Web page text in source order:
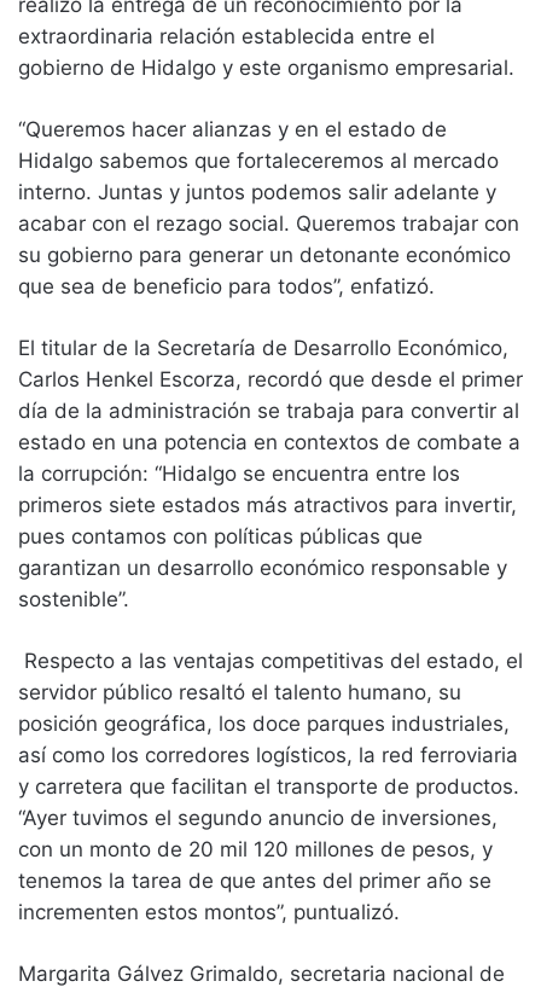
extraordinaria relación establecida entre el
gobierno de Hidalgo y este organismo empresarial.
“Queremos hacer alianzas y en el estado de
Hidalgo sabemos que fortaleceremos al mercado
interno. Juntas y juntos podemos salir adelante y
acabar con el rezago social. Queremos trabajar con
su gobierno para generar un detonante económico
que sea de beneficio para todos”, enfatizó.
El titular de la Secretaría de Desarrollo Económico,
Carlos Henkel Escorza, recordó que desde el primer
día de la administración se trabaja para convertir al
estado en una potencia en contextos de combate a
la corrupción: “Hidalgo se encuentra entre los
primeros siete estados más atractivos para invertir,
pues contamos con políticas públicas que
garantizan un desarrollo económico responsable y
sostenible”.
Respecto a las ventajas competitivas del estado, el
servidor público resaltó el talento humano, su
posición geográfica, los doce parques industriales,
así como los corredores logísticos, la red ferroviaria
y carretera que facilitan el transporte de productos.
“Ayer tuvimos el segundo anuncio de inversiones,
con un monto de 20 mil 120 millones de pesos, y
tenemos la tarea de que antes del primer año se
incrementen estos montos”, puntualizó.
Margarita Gálvez Grimaldo, secretaria nacional de